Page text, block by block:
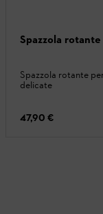
Spazzola rotante
Spazzola rotante
delicate
47,90 €